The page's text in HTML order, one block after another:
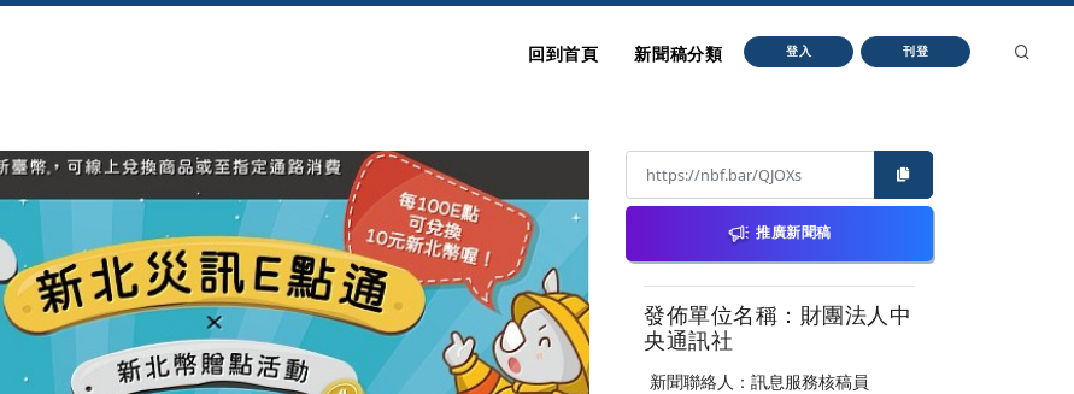
回到首頁 新聞稿分類 登入 刊登
推廣新聞稿
發佈單位名稱：財團法人中
央通訊社
新聞聯絡人：訊息服務核稿員